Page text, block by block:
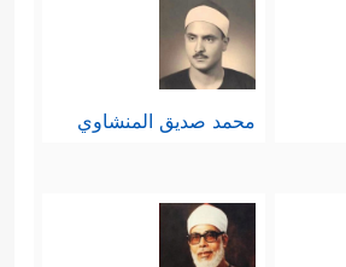
محمد صديق المنشاوي